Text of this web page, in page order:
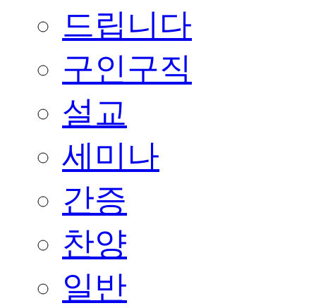
드립니다
구인구직
설교
세미나
간증
찬양
일반